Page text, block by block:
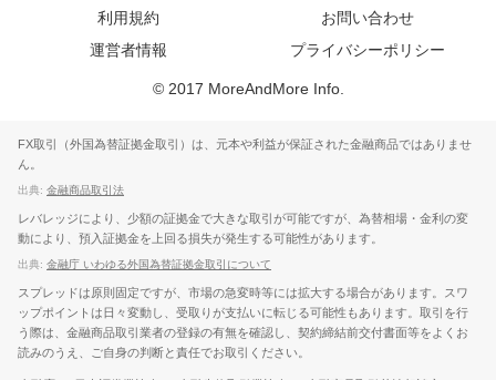
利用規約
お問い合わせ
運営者情報
プライバシーポリシー
© 2017 MoreAndMore Info.
FX取引（外国為替証拠金取引）は、元本や利益が保証された金融商品ではありませ
ん。
出典: 金融商品取引法
レバレッジにより、少額の証拠金で大きな取引が可能ですが、為替相場・金利の変
動により、預入証拠金を上回る損失が発生する可能性があります。
出典: 金融庁 いわゆる外国為替証拠金取引について
スプレッドは原則固定ですが、市場の急変時等には拡大する場合があります。スワ
ップポイントは日々変動し、受取りが支払いに転じる可能性もあります。取引を行
う際は、金融商品取引業者の登録の有無を確認し、契約締結前交付書面等をよくお
読みのうえ、ご自身の判断と責任でお取引ください。